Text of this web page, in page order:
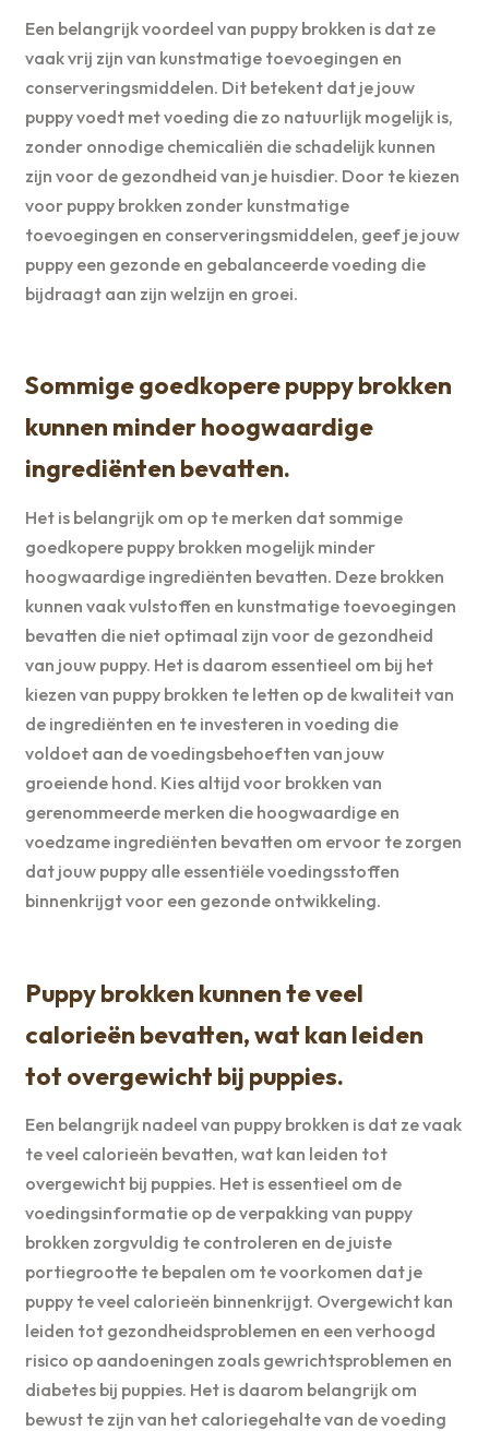
Een belangrijk voordeel van puppy brokken is dat ze
vaak vrij zijn van kunstmatige toevoegingen en
conserveringsmiddelen. Dit betekent dat je jouw
puppy voedt met voeding die zo natuurlijk mogelijk is,
zonder onnodige chemicaliën die schadelijk kunnen
zijn voor de gezondheid van je huisdier. Door te kiezen
voor puppy brokken zonder kunstmatige
toevoegingen en conserveringsmiddelen, geef je jouw
puppy een gezonde en gebalanceerde voeding die
bijdraagt aan zijn welzijn en groei.
Sommige goedkopere puppy brokken
kunnen minder hoogwaardige
ingrediënten bevatten.
Het is belangrijk om op te merken dat sommige
goedkopere puppy brokken mogelijk minder
hoogwaardige ingrediënten bevatten. Deze brokken
kunnen vaak vulstoffen en kunstmatige toevoegingen
bevatten die niet optimaal zijn voor de gezondheid
van jouw puppy. Het is daarom essentieel om bij het
kiezen van puppy brokken te letten op de kwaliteit van
de ingrediënten en te investeren in voeding die
voldoet aan de voedingsbehoeften van jouw
groeiende hond. Kies altijd voor brokken van
gerenommeerde merken die hoogwaardige en
voedzame ingrediënten bevatten om ervoor te zorgen
dat jouw puppy alle essentiële voedingsstoffen
binnenkrijgt voor een gezonde ontwikkeling.
Puppy brokken kunnen te veel
calorieën bevatten, wat kan leiden
tot overgewicht bij puppies.
Een belangrijk nadeel van puppy brokken is dat ze vaak
te veel calorieën bevatten, wat kan leiden tot
overgewicht bij puppies. Het is essentieel om de
voedingsinformatie op de verpakking van puppy
brokken zorgvuldig te controleren en de juiste
portiegrootte te bepalen om te voorkomen dat je
puppy te veel calorieën binnenkrijgt. Overgewicht kan
leiden tot gezondheidsproblemen en een verhoogd
risico op aandoeningen zoals gewrichtsproblemen en
diabetes bij puppies. Het is daarom belangrijk om
bewust te zijn van het caloriegehalte van de voeding